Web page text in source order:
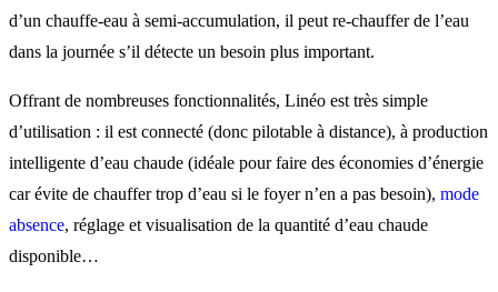
d’un chauffe-eau à semi-accumulation, il peut re-chauffer de l’eau
dans la journée s’il détecte un besoin plus important.
Offrant de nombreuses fonctionnalités, Linéo est très simple
d’utilisation : il est connecté (donc pilotable à distance), à production
intelligente d’eau chaude (idéale pour faire des économies d’énergie
car évite de chauffer trop d’eau si le foyer n’en a pas besoin), mode
absence, réglage et visualisation de la quantité d’eau chaude
disponible…